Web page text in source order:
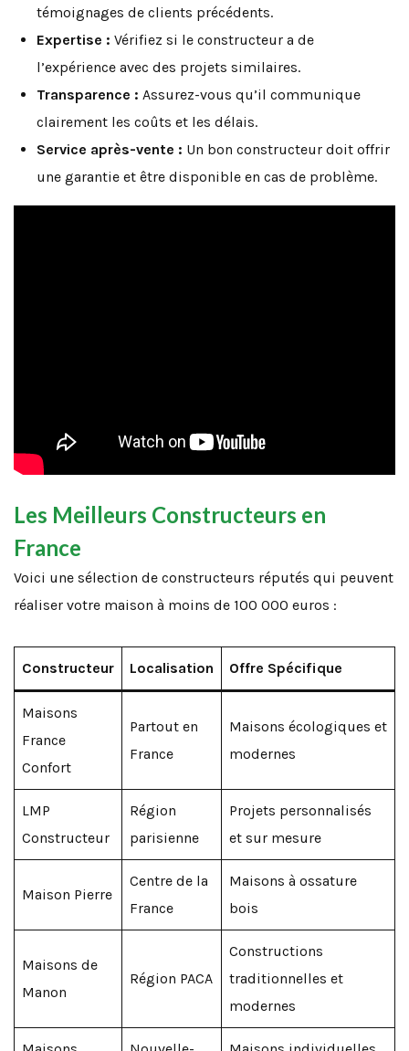
témoignages de clients précédents.
Expertise : Vérifiez si le constructeur a de
l’expérience avec des projets similaires.
Transparence : Assurez-vous qu’il communique
clairement les coûts et les délais.
Service après-vente : Un bon constructeur doit offrir
une garantie et être disponible en cas de problème.
Les Meilleurs Constructeurs en
France
Voici une sélection de constructeurs réputés qui peuvent
réaliser votre maison à moins de 100 000 euros :
Constructeur Localisation Offre Spécifique
Maisons
France
Confort
Partout en
France
Maisons écologiques et
modernes
LMP
Constructeur
Région
parisienne
Projets personnalisés
et sur mesure
Maison Pierre
Centre de la
France
Maisons à ossature
bois
Maisons de
Manon
Région PACA
Constructions
traditionnelles et
modernes